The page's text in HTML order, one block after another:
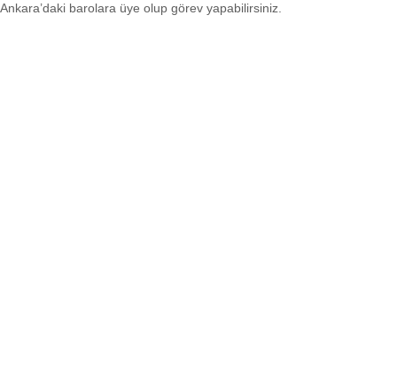
Ankara’daki barolara üye olup görev yapabilirsiniz.